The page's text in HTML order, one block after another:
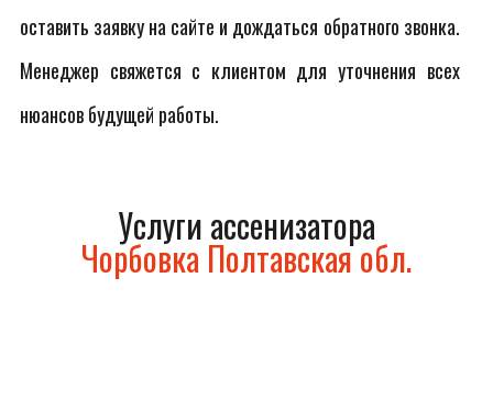
оставить заявку на сайте и дождаться обратного звонка.
Менеджер свяжется с клиентом для уточнения всех
нюансов будущей работы.
Услуги ассенизатора
Чорбовка Полтавская обл.